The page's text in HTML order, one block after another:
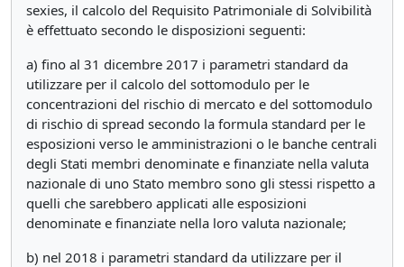
sexies, il calcolo del Requisito Patrimoniale di Solvibilità
è effettuato secondo le disposizioni seguenti:
a) fino al 31 dicembre 2017 i parametri standard da
utilizzare per il calcolo del sottomodulo per le
concentrazioni del rischio di mercato e del sottomodulo
di rischio di spread secondo la formula standard per le
esposizioni verso le amministrazioni o le banche centrali
degli Stati membri denominate e finanziate nella valuta
nazionale di uno Stato membro sono gli stessi rispetto a
quelli che sarebbero applicati alle esposizioni
denominate e finanziate nella loro valuta nazionale;
b) nel 2018 i parametri standard da utilizzare per il